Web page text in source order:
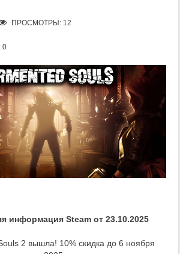
ПРОСМОТРЫ: 12
0
информация Steam от 23.10.2025
2 вышла! 10% скидка до 6 ноября